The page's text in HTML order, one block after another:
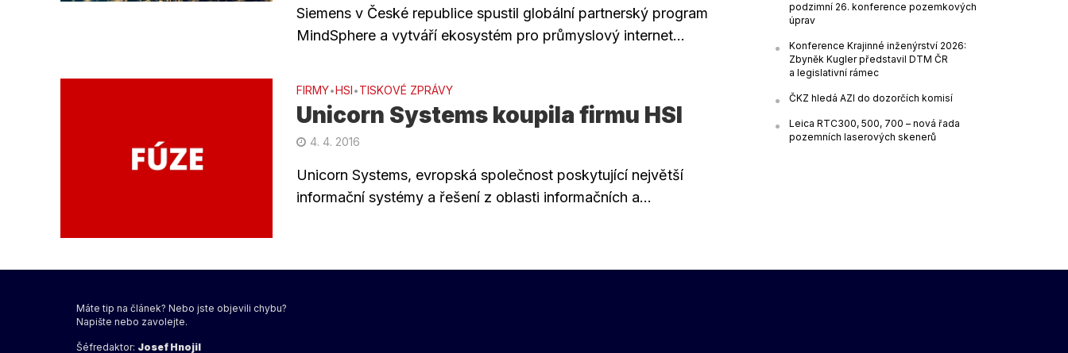
Siemens v České republice spustil globální partnerský program
MindSphere a vytváří ekosystém pro průmyslový internet...
FIRMY•HSI•TISKOVÉ ZPRÁVY
Unicorn Systems koupila firmu HSI
4. 4. 2016
Unicorn Systems, evropská společnost poskytující největší
informační systémy a řešení z oblasti informačních a...
podzimní 26. konference pozemkových
úprav
Konference Krajinné inženýrství 2026:
Zbyněk Kugler představil DTM ČR
a legislativní rámec
ČKZ hledá AZI do dozorčích komisí
Leica RTC300, 500, 700 – nová řada
pozemních laserových skenerů
Máte tip na článek? Nebo jste objevili chybu?
Napište nebo zavolejte.
Šéfredaktor: Josef Hnojil